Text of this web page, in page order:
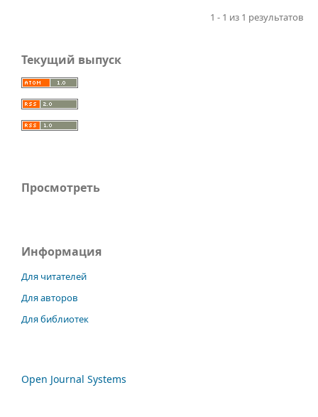
1 - 1 из 1 результатов
Текущий выпуск
Просмотреть
Информация
Для читателей
Для авторов
Для библиотек
Open Journal Systems